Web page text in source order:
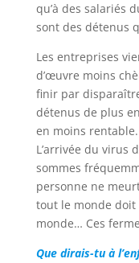
qu’à des salariés
sont des détenus
Les entreprises
d’œuvre moins
finir par
détenus de plus
en moins rentable.
L’arrivée du virus
sommes
personne ne
tout le monde
monde… Ces
Que dirais-tu à